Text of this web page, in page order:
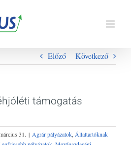
Előző Következő
támogatás
31. | Agrár pályázatok Állattartóknak